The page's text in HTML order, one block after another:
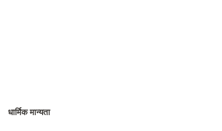
धार्मिक मान्यता